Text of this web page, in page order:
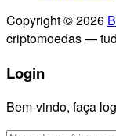
Copyright © 2026
criptomoedas —
Login
Bem-vindo, faça